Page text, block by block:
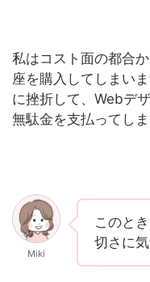
私はコスト面の都合
座を購入してしまい
に挫折して、Webデ
無駄金を支払ってしま
Miki
このと
切さに気